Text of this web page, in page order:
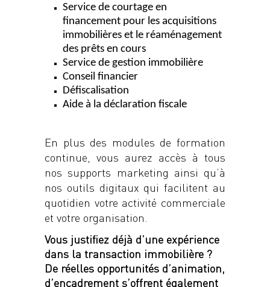
Service de courtage en
financement pour les acquisitions
immobilières et le réaménagement
des prêts en cours
Service de gestion immobilière
Conseil financier
Défiscalisation
Aide à la déclaration fiscale
En plus des modules de formation
continue, vous aurez accès à tous
nos supports marketing ainsi qu’à
nos outils digitaux qui facilitent au
quotidien votre activité commerciale
et votre organisation.
Vous justifiez déjà d’une expérience
dans la transaction immobilière ?
De réelles opportunités d’animation,
d’encadrement s’offrent également